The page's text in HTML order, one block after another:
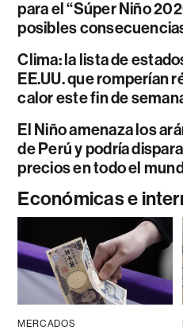
para el “Súper Niño
posibles
Clima: la lista de
EE.UU. que romperían
calor este fin de
El Niño amenaza los
de Perú y podría
precios en todo el
Económicas e
MERCADOS